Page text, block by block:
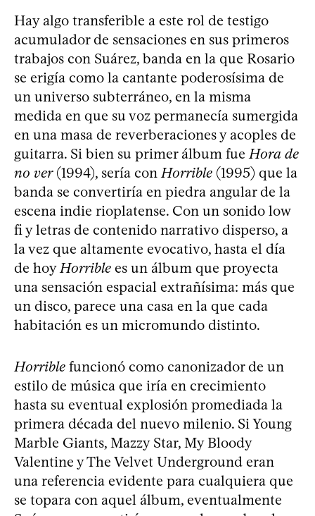
Hay algo transferible a este rol de testigo
acumulador de sensaciones en sus primeros
trabajos con Suárez, banda en la que Rosario
se erigía como la cantante poderosísima de
un universo subterráneo, en la misma
medida en que su voz permanecía sumergida
en una masa de reverberaciones y acoples de
guitarra. Si bien su primer álbum fue Hora de
no ver(1994), sería con Horrible (1995) que la
banda se convertiría en piedra angular de la
escena indie rioplatense. Con un sonido low
fi y letras de contenido narrativo disperso, a
la vez que altamente evocativo, hasta el día
de hoy Horrible es un álbum que proyecta
una sensación espacial extrañísima: más que
un disco, parece una casa en la que cada
habitación es un micromundo distinto.
Horrible funcionó como canonizador de un
estilo de música que iría en crecimiento
hasta su eventual explosión promediada la
primera década del nuevo milenio. Si Young
Marble Giants, Mazzy Star, My Bloody
Valentine y The Velvet Underground eran
una referencia evidente para cualquiera que
se topara con aquel álbum, eventualmente